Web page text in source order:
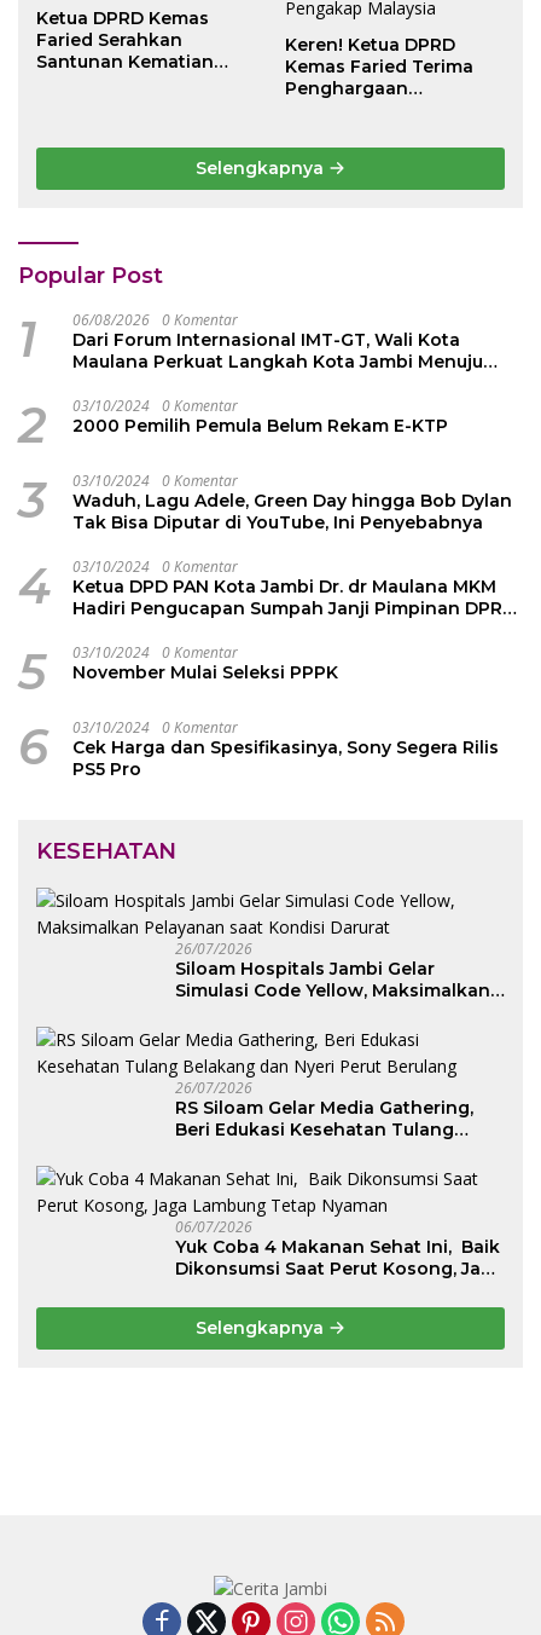
Ketua DPRD Kemas
Faried Serahkan
Santunan Kematian
Keren! Ketua DPRD
Kemas Faried Terima
Penghargaan
dari Persekutuan
Pengakap Malaysia
Selengkapnya
Popular Post
1 06/08/2026 0 Komentar
Dari Forum Internasional IMT-GT, Wali Kota
Maulana Perkuat Langkah Kota Jambi Menuju
2 03/10/2024 0 Komentar
2000 Pemilih Pemula Belum Rekam E-KTP
3 03/10/2024 0 Komentar
Waduh, Lagu Adele, Green Day hingga Bob Dylan
Tak Bisa Diputar di YouTube, Ini Penyebabnya
4 03/10/2024 0 Komentar
Ketua DPD PAN Kota Jambi Dr. dr Maulana MKM
Hadiri Pengucapan Sumpah Janji Pimpinan DPRD
5 03/10/2024 0 Komentar
November Mulai Seleksi PPPK
6 03/10/2024 0 Komentar
Cek Harga dan Spesifikasinya, Sony Segera Rilis
PS5 Pro
KESEHATAN
26/07/2026
Siloam Hospitals Jambi Gelar
Simulasi Code Yellow, Maksimalkan
26/07/2026
RS Siloam Gelar Media Gathering,
Beri Edukasi Kesehatan Tulang
06/07/2026
Yuk Coba 4 Makanan Sehat Ini, Baik
Dikonsumsi Saat Perut Kosong, Jaga
Selengkapnya